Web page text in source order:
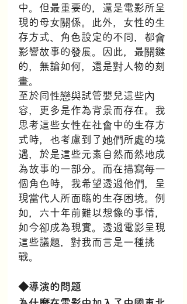
中。但最重要的，還是電影所呈
現的母女關係。此外，女性的生
存方式、角色設定的不同，都會
影響故事的發展。因此，最關鍵
的，無論如何，還是對人物的刻
畫。
至於同性戀與試管嬰兒這些內
容，更多是作為背景而存在。我
思考這些女性在社會中的生存方
式時，也考慮到了她們所處的境
遇，於是這些元素自然而然地成
為故事的一部分。而在描寫每一
個角色時，我希望透過他們，呈
現當代人所面臨的生存困境。例
如，六十年前難以想像的事情，
如今卻成為現實。透過電影呈現
這些議題，對我而言是一種挑
戰。
◆導演的問題